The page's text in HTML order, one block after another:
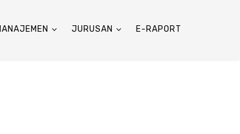
JURUSAN E-RAPORT